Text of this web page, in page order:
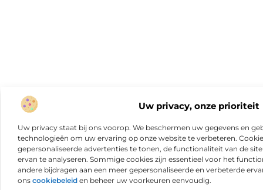
Uw privacy, onze prioriteit
Uw privacy staat bij ons voorop. We beschermen uw gegevens en
technologieën om uw ervaring op onze website te verbeteren.
gepersonaliseerde advertenties te tonen, de functionaliteit van de
ervan te analyseren. Sommige cookies zijn essentieel voor het
andere bijdragen aan een meer gepersonaliseerde en verbeterde
ons cookiebeleid en beheer uw voorkeuren eenvoudig.